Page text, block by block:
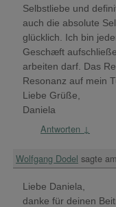
Selbstliebe und
auch die absolute
glücklich. Ich bin
Geschæft
arbeiten darf. Das
Resonanz auf mein
Liebe Grüße,
Daniela
Antworten ↓
Wolfgang Dodel sagte am
Liebe Daniela,
danke für deinen